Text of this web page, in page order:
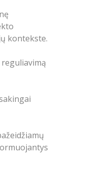
kontekste.